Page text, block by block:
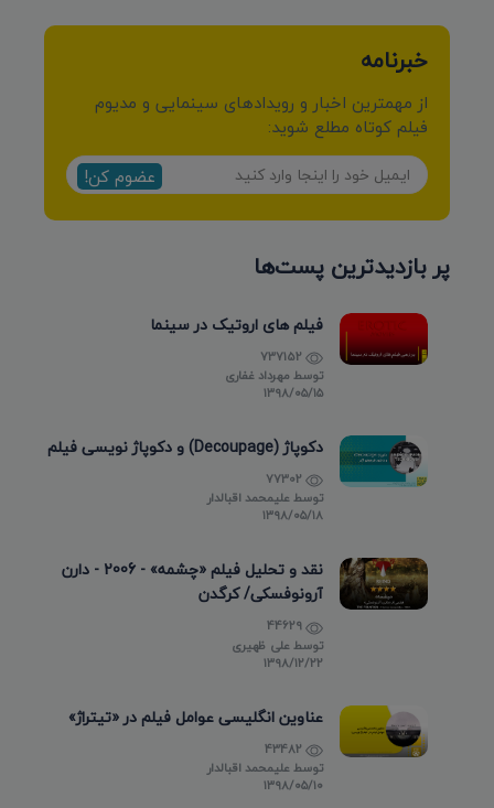
خبرنامه
از مهمترین اخبار و رویدادهای سینمایی و مدیوم
فیلم کوتاه مطلع شوید:
عضوم کن!
پر بازدیدترین پست‌ها
فیلم های اروتیک در سینما
توسط مهرداد غفاری
۱۳۹۸/۰۵/۱۵
دکوپاژ (Decoupage) و دکوپاژ نویسی فیلم
توسطعلیمحمد اقبالدار
۱۳۹۸/۰۵/۱۸
نقد و تحلیل فیلم «چشمه» - 2006 - دارن
آرونوفسکی/ کرگدن
توسطعلی ظهیری
۱۳۹۸/۱۲/۲۲
عناوین انگلیسی عوامل فیلم در «تیتراژ»
توسطعلیمحمد اقبالدار
۱۳۹۸/۰۵/۱۰